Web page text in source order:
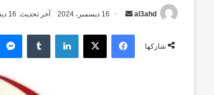
al3ahd
أرسل
إلكترونيا
16 ديسمبر، 2024 آخر تحديث: 16 ديسمبر، 2024
شاركها
فيسبوك‫X لينكدإن
‏Tumblr